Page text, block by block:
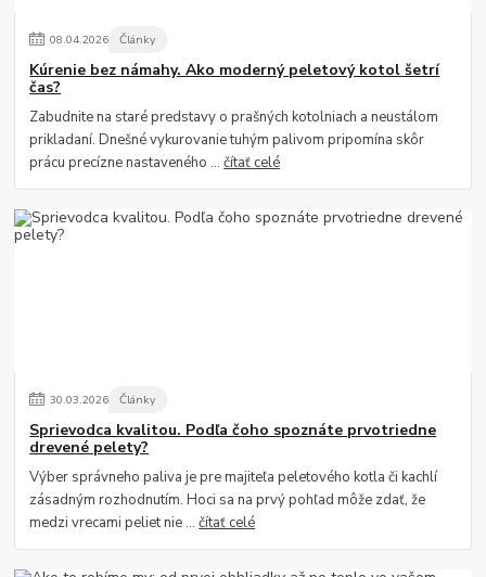
08.04.2026 Články
Kúrenie bez námahy. Ako moderný peletový kotol šetrí
čas?
Zabudnite na staré predstavy o prašných kotolniach a neustálom
prikladaní. Dnešné vykurovanie tuhým palivom pripomína skôr
prácu precízne nastaveného ...čítať celé
30.03.2026 Články
Sprievodca kvalitou. Podľa čoho spoznáte prvotriedne
drevené pelety?
Výber správneho paliva je pre majiteľa peletového kotla či kachlí
zásadným rozhodnutím. Hoci sa na prvý pohľad môže zdať, že
medzi vrecami peliet nie ...čítať celé